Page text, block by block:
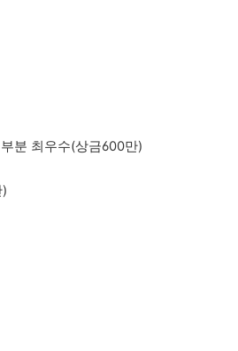
분 최우수(상금600만)